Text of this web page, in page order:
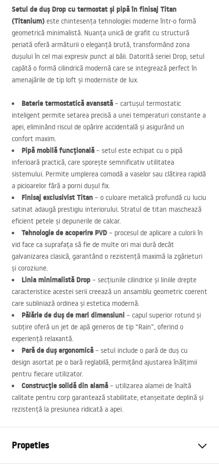
Setul de duș Drop cu termostat și pipă în finisaj Titan
(Titanium) este chintesența tehnologiei moderne într-o formă
geometrică minimalistă. Nuanța unică de grafit cu structură
periată oferă armăturii o eleganță brută, transformând zona
dușului în cel mai expresiv punct al băii. Datorită seriei Drop, setul
capătă o formă cilindrică modernă care se integrează perfect în
amenajările de tip loft și moderniste de lux.
Baterie termostatică avansată – cartușul termostatic
inteligent permite setarea precisă a unei temperaturi constante a
apei, eliminând riscul de opărire accidentală și asigurând un
confort maxim.
Pipă mobilă funcțională – setul este echipat cu o pipă
inferioară practică, care sporește semnificativ utilitatea
sistemului. Permite umplerea comodă a vaselor sau clătirea rapidă
a picioarelor fără a porni dușul fix.
Finisaj exclusivist Titan – o culoare metalică profundă cu luciu
satinat adaugă prestigiu interiorului. Stratul de titan maschează
eficient petele și depunerile de calcar.
Tehnologie de acoperire PVD – procesul de aplicare a culorii în
vid face ca suprafața să fie de multe ori mai dură decât
galvanizarea clasică, garantând o rezistență maximă la zgârieturi
și coroziune.
Linia minimalistă Drop – secțiunile cilindrice și liniile drepte
caracteristice acestei serii creează un ansamblu geometric coerent
care subliniază ordinea și estetica modernă.
Pălărie de duș de mari dimensiuni – capul superior rotund și
subțire oferă un jet de apă generos de tip “Rain”, oferind o
experiență relaxantă.
Pară de duș ergonomică – setul include o pară de duș cu
design asortat pe o bară reglabilă, permițând ajustarea înălțimii
pentru fiecare utilizator.
Construcție solidă din alamă – utilizarea alamei de înaltă
calitate pentru corp garantează stabilitate, etanșeitate deplină și
rezistență la presiunea ridicată a apei.
Propeties